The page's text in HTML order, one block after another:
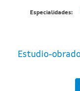
Especialidades:
Estudio-